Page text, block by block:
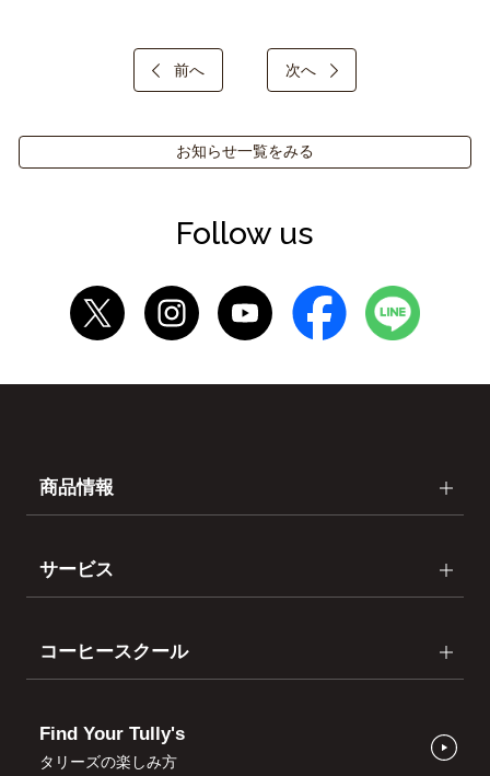
前へ 次へ
お知らせ一覧をみる
Follow us
商品情報
サービス
コーヒースクール
Find Your Tully's
タリーズの楽しみ方